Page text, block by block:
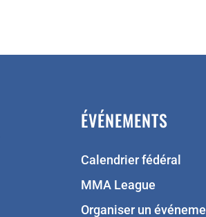
ÉVÉNEMENTS
Calendrier fédéral
MMA League
Organiser un